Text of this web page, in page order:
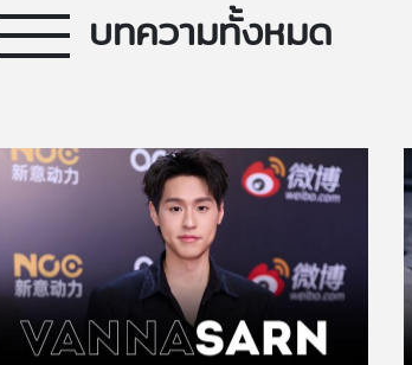
บทความทั้งหมด